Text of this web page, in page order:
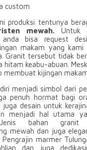
custom
produksi tentunya
mewah. Untuk
anda bisa request
makam yang kami
Granit tersebut tidak
hitam keabu-abuan.
kijingan
menjadi simbol dari
penuh hormat bagi
desain untuk
menjadi hal utama
Jenis bahan granit
mewah dan juga
marmer
dan juga